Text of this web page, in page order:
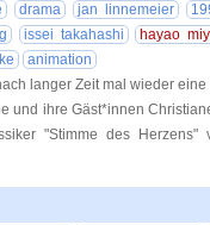
drama jan linnemeier
issei takahashi
hayao
animation
langer Zeit mal wieder
und ihre Gäst*innen
"Stimme des Herzens"